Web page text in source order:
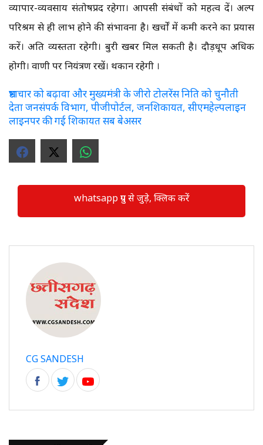
व्यापार-व्यवसाय संतोषप्रद रहेगा। आपसी संबंधों को महत्व दें। अल्प
परिश्रम से ही लाभ होने की संभावना है। खर्चों में कमी करने का प्रयास
करें। अति व्यस्तता रहेगी। बुरी खबर मिल सकती है। दौड़धूप अधिक
होगी। वाणी पर नियंत्रण रखें। थकान रहेगी ।
भ्रष्टाचार को बढ़ावा और मुख्यमंत्री के जीरो टोलरेंस निति को चुनौती
देता जनसंपर्क विभाग, पीजीपोर्टल, जनशिकायत, सीएमहेल्पलाइन
लाइनपर की गई शिकायत सब बेअसर
whatsapp ग्रुप से जुड़े, क्लिक करें
CG SANDESH